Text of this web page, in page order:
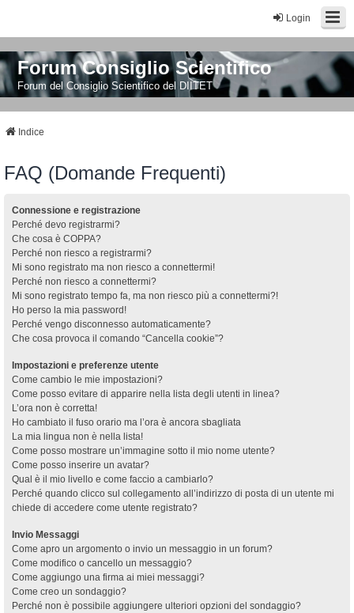
Login
Forum Consiglio Scientifico
Forum del Consiglio Scientifico del DIITET
Indice
FAQ (Domande Frequenti)
Connessione e registrazione
Perché devo registrarmi?
Che cosa è COPPA?
Perché non riesco a registrarmi?
Mi sono registrato ma non riesco a connettermi!
Perché non riesco a connettermi?
Mi sono registrato tempo fa, ma non riesco più a connettermi?!
Ho perso la mia password!
Perché vengo disconnesso automaticamente?
Che cosa provoca il comando “Cancella cookie”?
Impostazioni e preferenze utente
Come cambio le mie impostazioni?
Come posso evitare di apparire nella lista degli utenti in linea?
L’ora non è corretta!
Ho cambiato il fuso orario ma l’ora è ancora sbagliata
La mia lingua non è nella lista!
Come posso mostrare un’immagine sotto il mio nome utente?
Come posso inserire un avatar?
Qual è il mio livello e come faccio a cambiarlo?
Perché quando clicco sul collegamento all’indirizzo di posta di un utente mi
chiede di accedere come utente registrato?
Invio Messaggi
Come apro un argomento o invio un messaggio in un forum?
Come modifico o cancello un messaggio?
Come aggiungo una firma ai miei messaggi?
Come creo un sondaggio?
Perché non è possibile aggiungere ulteriori opzioni del sondaggio?